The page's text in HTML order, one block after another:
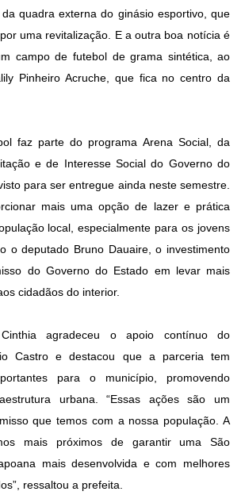
quadra externa do ginásio esportivo, que
uma revitalização. E a outra boa notícia é
campo de futebol de grama sintética, ao
Pinheiro Acruche, que fica no centro da
faz parte do programa Arena Social, da
e de Interesse Social do Governo do
para ser entregue ainda neste semestre.
mais uma opção de lazer e prática
local, especialmente para os jovens
o deputado Bruno Dauaire, o investimento
do Governo do Estado em levar mais
cidadãos do interior.
agradeceu o apoio contínuo do
Castro e destacou que a parceria tem
para o município, promovendo
urbana. “Essas ações são um
que temos com a nossa população. A
mais próximos de garantir uma São
mais desenvolvida e com melhores
ressaltou a prefeita.